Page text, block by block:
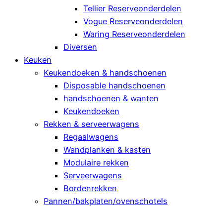
Tellier Reserveonderdelen
Vogue Reserveonderdelen
Waring Reserveonderdelen
Diversen
Keuken
Keukendoeken & handschoenen
Disposable handschoenen
handschoenen & wanten
Keukendoeken
Rekken & serveerwagens
Regaalwagens
Wandplanken & kasten
Modulaire rekken
Serveerwagens
Bordenrekken
Pannen/bakplaten/ovenschotels